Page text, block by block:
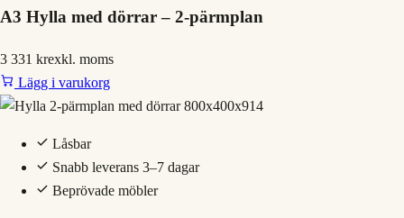
A3 Hylla med dörrar – 2-pärmplan
3 331 krexkl. moms
Lägg i varukorg
Låsbar
Snabb leverans 3–7 dagar
Beprövade möbler